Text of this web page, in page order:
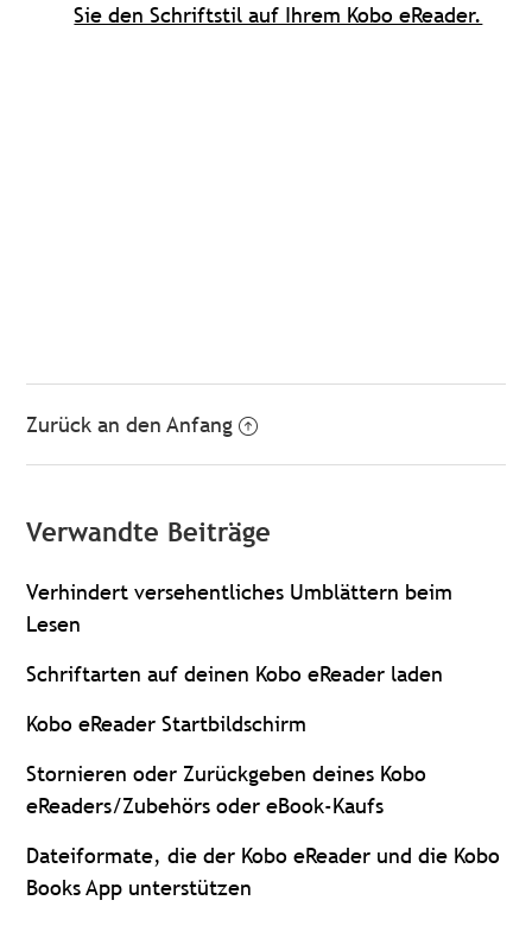
Sie den Schriftstil auf Ihrem Kobo eReader.
Zurück an den Anfang
Verwandte Beiträge
Verhindert versehentliches Umblättern beim
Lesen
Schriftarten auf deinen Kobo eReader laden
Kobo eReader Startbildschirm
Stornieren oder Zurückgeben deines Kobo
eReaders/Zubehörs oder eBook-Kaufs
Dateiformate, die der Kobo eReader und die Kobo
Books App unterstützen